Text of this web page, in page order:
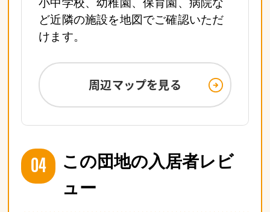
小中学校、幼稚園、保育園、病院な
ど近隣の施設を地図でご確認いただ
けます。
周辺マップを見る
04
この団地の入居者レビ
ュー